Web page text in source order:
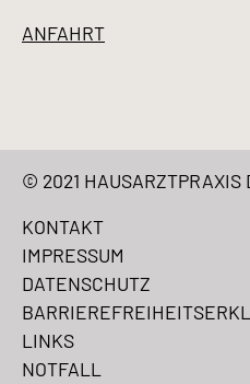
ANFAHRT
© 2021 HAUSARZTPRAXIS
KONTAKT
IMPRESSUM
DATENSCHUTZ
LINKS
NOTFALL